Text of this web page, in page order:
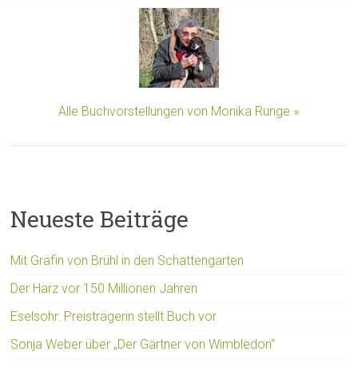
Alle Buchvorstellungen von Monika Runge »
Neueste Beiträge
Mit Gräfin von Brühl in den Schattengarten
Der Harz vor 150 Millionen Jahren
Eselsohr: Preisträgerin stellt Buch vor
Sonja Weber über „Der Gärtner von Wimbledon“